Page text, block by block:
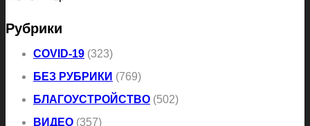
Рубрики
COVID-19 (323)
БЕЗ РУБРИКИ (769)
БЛАГОУСТРОЙСТВО (502)
ВИДЕО (357)